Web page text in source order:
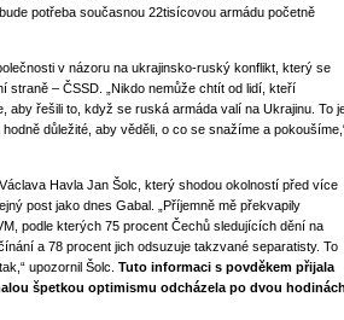
potřeba současnou 22tisícovou armádu početně
v názoru na ukrajinsko-ruský konflikt, který se
straně – ČSSD. „Nikdo nemůže chtít od lidí, kteří
aby řešili to, když se ruská armáda valí na Ukrajinu. To
důležité, aby věděli, o co se snažíme a
Havla Jan Šolc, který shodou okolností před více
post jako dnes Gabal. „Příjemně mě překvapily
podle kterých 75 procent Čechů sledujících dění na
a 78 procent jich odsuzuje takzvané separatisty. To
upozornil Šolc. Tuto informaci s povděkem přijala
špetkou optimismu odcházela po dvou hodinách